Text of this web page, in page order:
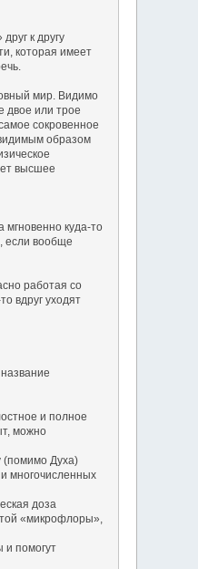
к другу
которая имеет
мир. Видимо
двое или трое
сокровенное
образом
высшее
мгновенно куда-то
если вообще
работая со
вдруг уходят
и полное
можно
(помимо Духа)
многочисленных
доза
«микрофлоры»,
и помогут